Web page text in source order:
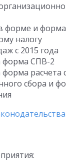
форме и
налогу
с 2015 года
форма СПВ-2
расчета
сбора и